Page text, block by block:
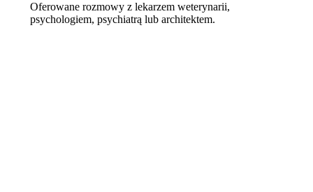
Oferowane rozmowy z lekarzem weterynarii,
psychologiem, psychiatrą lub architektem.